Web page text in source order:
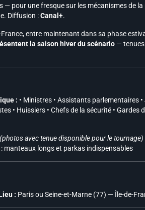
pour une fresque sur les mécanismes de la
Diffusion :Canal+.
entre maintenant dans sa phase
la saison hiver du scénario —
: • Ministres • Assistants parlementaires
• Huissiers • Chefs de la sécurité • Gardes
(photos avec tenue disponible pour le tournage)
: manteaux longs et parkas indispensables
: Paris ou Seine-et-Marne (77) — Île-de-